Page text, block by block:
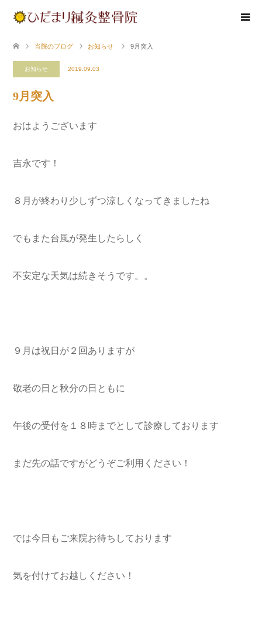
当院のブログ お知らせ 9月突入
お知らせ 2019.09.03
9月突入
おはようございます
吉永です！
８月が終わり少しずつ涼しくなってきましたね
でもまた台風が発生したらしく
不安定な天気は続きそうです。。
９月は祝日が２回ありますが
敬老の日と秋分の日ともに
午後の受付を１８時までとして診療しております
まだ先の話ですがどうぞご利用ください！
では今日もご来院お待ちしております
気を付けてお越しください！